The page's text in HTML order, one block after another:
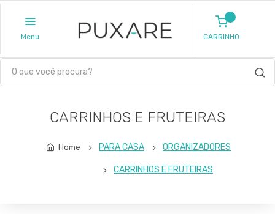
Menu CARRINHO
CARRINHOS E FRUTEIRAS
Home PARA CASA ORGANIZADORES
CARRINHOS E FRUTEIRAS